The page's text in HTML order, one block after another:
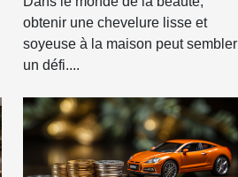
obtenir une chevelure lisse et
soyeuse à la maison peut sembler
un défi....